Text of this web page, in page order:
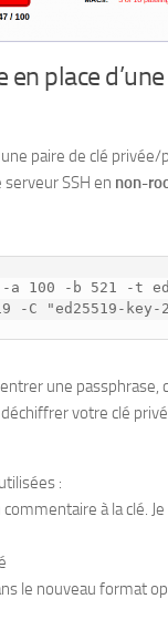
place
paire de clé privée/
SSH en non-
-a 100 -b 521 -t
-C "ed25519-key-
une passphrase,
votre clé
:
à la clé.
le nouveau format